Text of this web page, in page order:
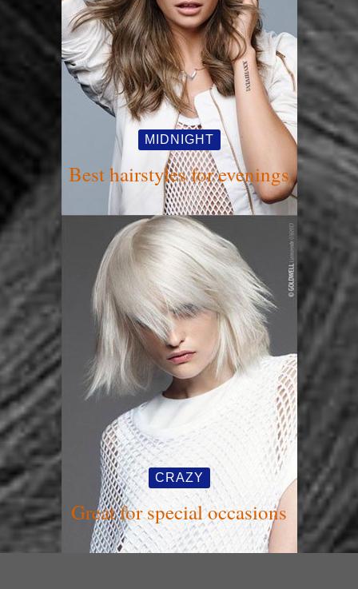
MIDNIGHT
Best hairstyles for evenings
CRAZY
Great for special occasions